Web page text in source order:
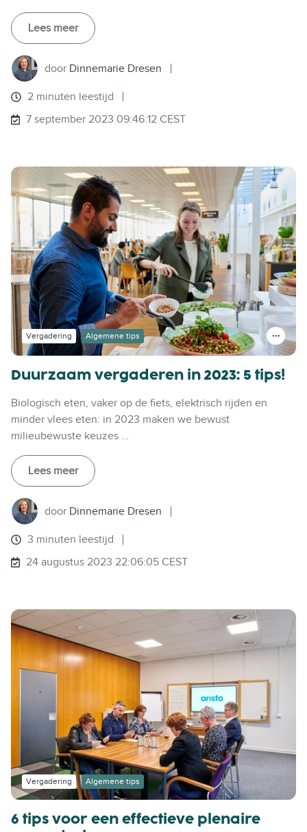
Lees meer
door Dinnemarie Dresen
2 minuten leestijd
7 september 2023 09:46:12 CEST
Duurzaam vergaderen in 2023: 5 tips!
Biologisch eten, vaker op de fiets, elektrisch rijden en
minder vlees eten: in 2023 maken we bewust
milieubewuste keuzes …
Lees meer
door Dinnemarie Dresen
3 minuten leestijd
24 augustus 2023 22:06:05 CEST
Vergadering Algemene tips
6 tips voor een effectieve plenaire
Vergadering Algemene tips